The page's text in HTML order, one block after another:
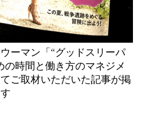
ーマン「“グッドスリーパ
の時間と働き方のマネジメ
ご取材いただいた記事が掲